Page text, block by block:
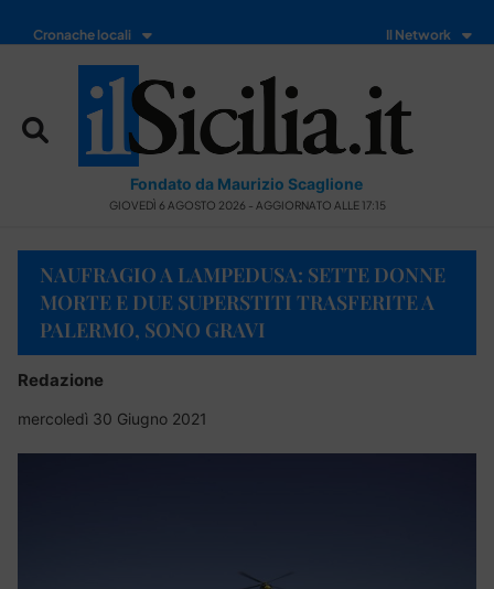
Cronache locali Il Network
Fondato da Maurizio Scaglione
GIOVEDÌ 6 AGOSTO 2026 - AGGIORNATO ALLE 17:15
NAUFRAGIO A LAMPEDUSA: SETTE DONNE
MORTE E DUE SUPERSTITI TRASFERITE A
PALERMO, SONO GRAVI
Redazione
mercoledì 30 Giugno 2021